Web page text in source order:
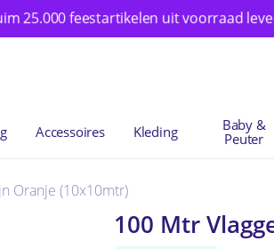
feestartikelen uit voorraad leverbaar
Accessoires Kleding
Baby &
Peuter
Oranje (10x10mtr)
100 Mtr